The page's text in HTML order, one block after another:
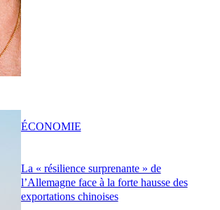
La « résilience surprenante » de
l’Allemagne face à la forte hausse des
exportations chinoises
ÉCONOMIE